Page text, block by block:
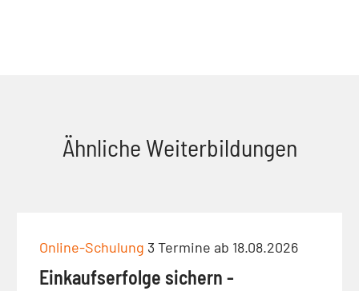
Ähnliche Weiterbildungen
Online-Schulung 3 Termine ab 18.08.2026
Einkaufserfolge sichern -